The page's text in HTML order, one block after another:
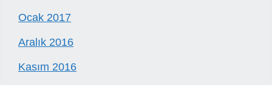
Ocak 2017
Aralık 2016
Kasım 2016